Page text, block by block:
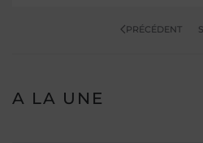
PRÉCÉDENT
A LA UNE